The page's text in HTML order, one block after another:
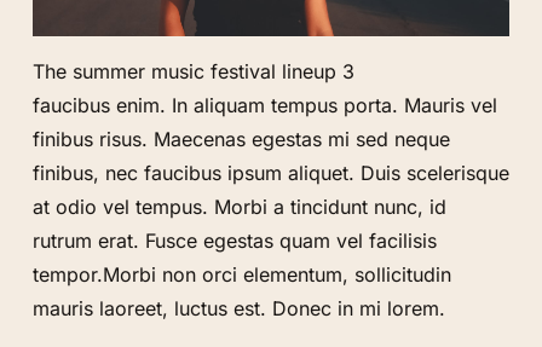
The summer music festival lineup 3
faucibus enim. In aliquam tempus porta. Mauris vel
finibus risus. Maecenas egestas mi sed neque
finibus, nec faucibus ipsum aliquet. Duis scelerisque
at odio vel tempus. Morbi a tincidunt nunc, id
rutrum erat. Fusce egestas quam vel facilisis
tempor.Morbi non orci elementum, sollicitudin
mauris laoreet, luctus est. Donec in mi lorem.